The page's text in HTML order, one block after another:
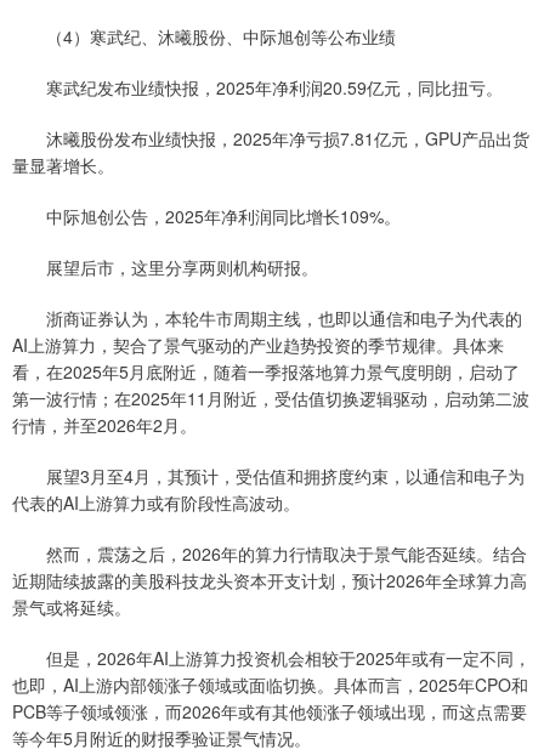
（4）寒武纪、沐曦股份、中际旭创等公布业绩
寒武纪发布业绩快报，2025年净利润20.59亿元，同比扭亏。
沐曦股份发布业绩快报，2025年净亏损7.81亿元，GPU产品出货
量显著增长。
中际旭创公告，2025年净利润同比增长109%。
展望后市，这里分享两则机构研报。
浙商证券认为，本轮牛市周期主线，也即以通信和电子为代表的
AI上游算力，契合了景气驱动的产业趋势投资的季节规律。具体来
看，在2025年5月底附近，随着一季报落地算力景气度明朗，启动了
第一波行情；在2025年11月附近，受估值切换逻辑驱动，启动第二波
行情，并至2026年2月。
展望3月至4月，其预计，受估值和拥挤度约束，以通信和电子为
代表的AI上游算力或有阶段性高波动。
然而，震荡之后，2026年的算力行情取决于景气能否延续。结合
近期陆续披露的美股科技龙头资本开支计划，预计2026年全球算力高
景气或将延续。
但是，2026年AI上游算力投资机会相较于2025年或有一定不同，
也即，AI上游内部领涨子领域或面临切换。具体而言，2025年CPO和
PCB等子领域领涨，而2026年或有其他领涨子领域出现，而这点需要
等今年5月附近的财报季验证景气情况。